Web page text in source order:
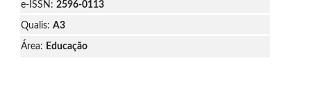
e-ISSN: 2596-0113
Qualis: A3
Área: Educação